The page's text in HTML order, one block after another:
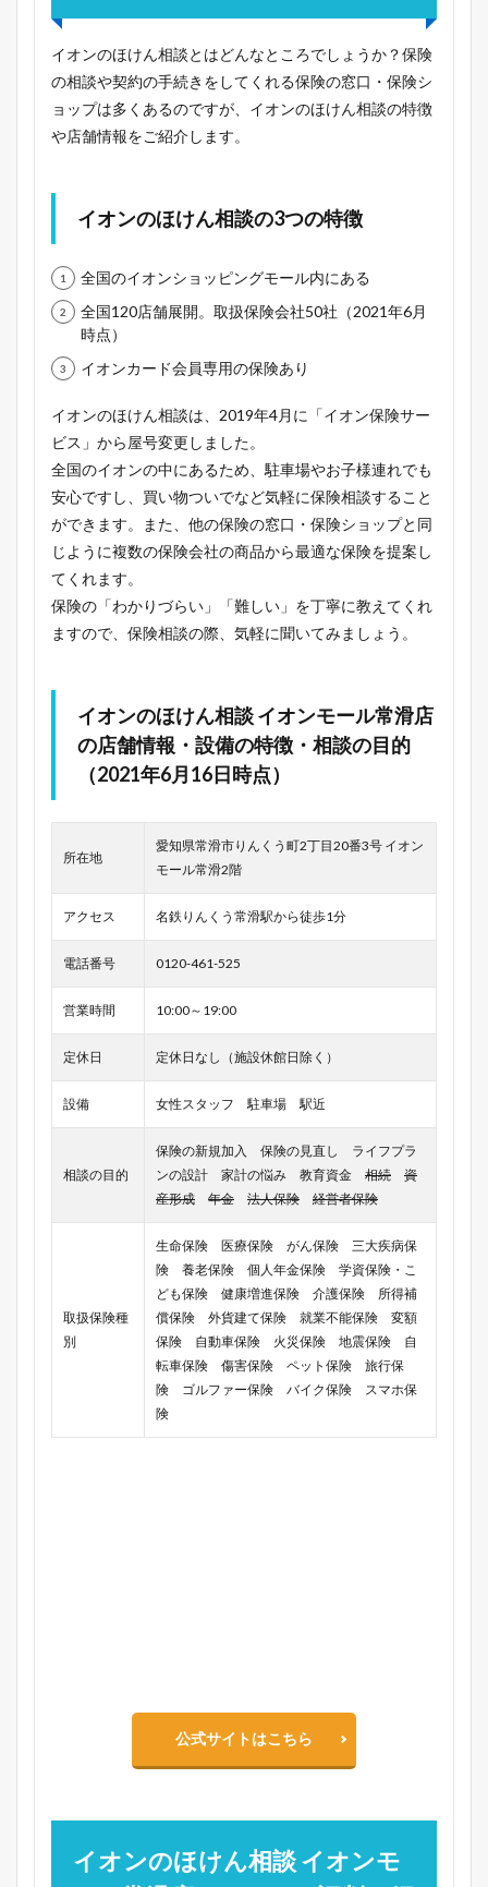
イオンのほけん相談とはどんなところでしょうか？保険
の相談や契約の手続きをしてくれる保険の窓口・保険シ
ョップは多くあるのですが、イオンのほけん相談の特徴
や店舗情報をご紹介します。
イオンのほけん相談の3つの特徴
全国のイオンショッピングモール内にある
全国120店舗展開。取扱保険会社50社（2021年6月
時点）
イオンカード会員専用の保険あり
イオンのほけん相談は、2019年4月に「イオン保険サー
ビス」から屋号変更しました。
全国のイオンの中にあるため、駐車場やお子様連れでも
安心ですし、買い物ついでなど気軽に保険相談すること
ができます。また、他の保険の窓口・保険ショップと同
じように複数の保険会社の商品から最適な保険を提案し
てくれます。
保険の「わかりづらい」「難しい」を丁寧に教えてくれ
ますので、保険相談の際、気軽に聞いてみましょう。
イオンのほけん相談 イオンモール常滑店
の店舗情報・設備の特徴・相談の目的
（2021年6月16日時点）
所在地
愛知県常滑市りんくう町2丁目20番3号 イオン
モール常滑2階
アクセス 名鉄りんくう常滑駅から徒歩1分
電話番号 0120-461-525
営業時間 10:00～19:00
定休日 定休日なし（施設休館日除く）
設備 女性スタッフ 駐車場 駅近
相談の目的
保険の新規加入 保険の見直し ライフプラ
ンの設計 家計の悩み 教育資金 相続
資
産形成
年金 法人保険 経営者保険
取扱保険種
別
生命保険 医療保険 がん保険 三大疾病保
険 養老保険 個人年金保険 学資保険・こ
ども保険 健康増進保険 介護保険 所得補
償保険 外貨建て保険 就業不能保険 変額
保険 自動車保険 火災保険 地震保険 自
転車保険 傷害保険 ペット保険 旅行保
険 ゴルファー保険 バイク保険 スマホ保
険
公式サイトはこちら
イオンのほけん相談 イオンモ